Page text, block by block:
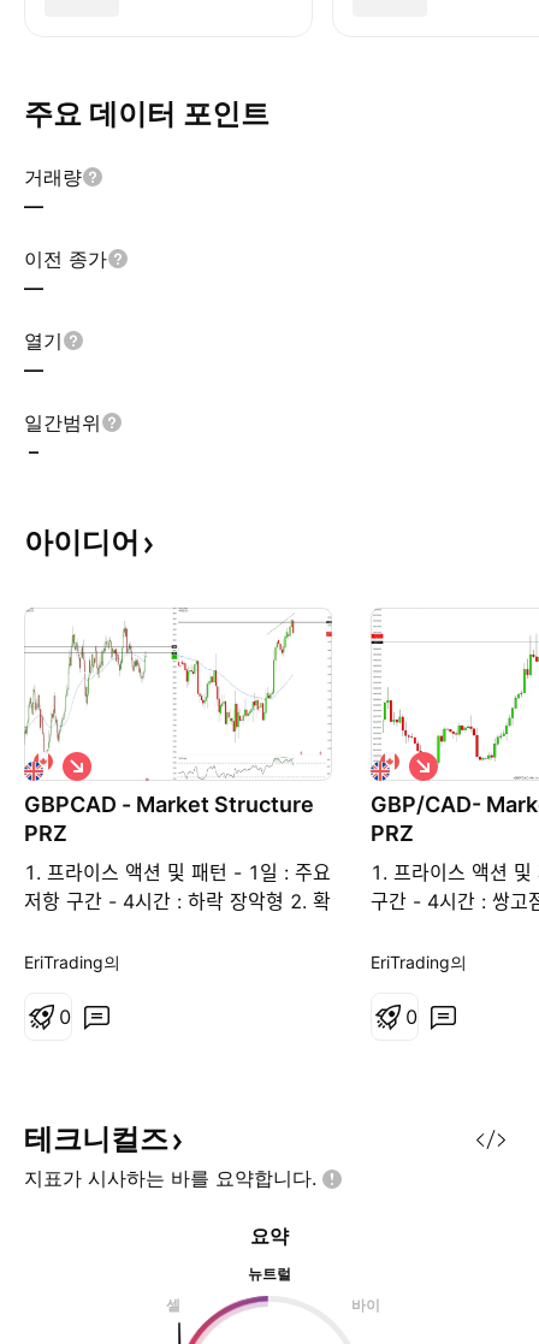
주요 데이터 포인트
거래량
—
이전 종가
—
열기
—
일간범위
–
아이디어
GBPCAD - Market Structure
PRZ
1. 프라이스 액션 및 패턴 - 1일 : 주요
저항 구간 - 4시간 : 하락 장악형 2. 확
종류 - 확인 거래 4. 참고 - 오실레이
략 설명 - 1일 차트 저항 구간 - 현재
숏
EriTrading의
0
GBP/CAD-
PRZ
1. 프라이스 액션
구간 - 4시간 :
터 : RSI 하락 다이버
패턴(쌍고점) -
숏
EriTrading의
0
테크니컬즈
지표가 시사하는 바를 요약합니다.
요약
뉴트럴
셀
바이